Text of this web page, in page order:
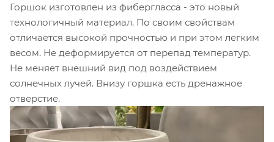
Горшок изготовлен из фибергласса - это новый
технологичный материал. По своим свойствам
отличается высокой прочностью и при этом легким
весом. Не деформируется от перепад температур.
Не меняет внешний вид под воздействием
солнечных лучей. Внизу горшка есть дренажное
отверстие.